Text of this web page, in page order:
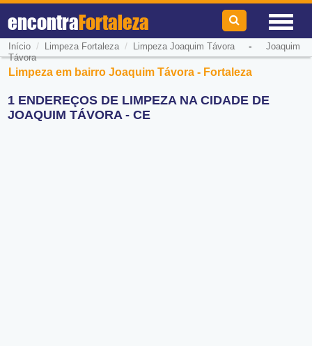
encontraFortaleza
Início / Limpeza Fortaleza/ Limpeza Joaquim Távora- Joaquim
Távora
Limpeza em bairro Joaquim Távora - Fortaleza
1 ENDEREÇOS DE LIMPEZA NA CIDADE DE
JOAQUIM TÁVORA - CE